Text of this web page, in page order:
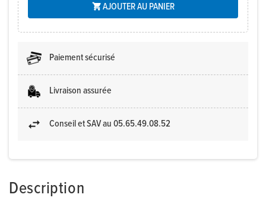
AJOUTER AU PANIER
Paiement sécurisé
Livraison assurée
Conseil et SAV au 05.65.49.08.52
Description